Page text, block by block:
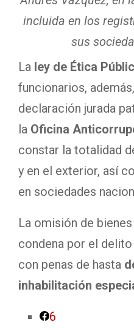
incluida en los
sus
La ley de Ética
funcionarios,
declaración jurada
la Oficina
constar la totalidad
y en el exterior, así
en sociedades
La omisión de
condena por el
con penas de hasta
inhabilitación
6